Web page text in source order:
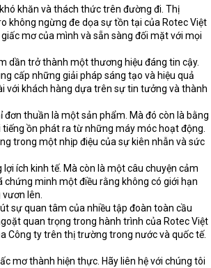
khăn và thách thức trên đường đi. Thị
không ngừng đe dọa sự tồn tại của Rotec Việt
mơ của mình và sẵn sàng đối mặt với mọi
dần trở thành một thương hiệu đáng tin cậy.
cấp những giải pháp sáng tạo và hiệu quả
với khách hàng dựa trên sự tin tưởng và thành
thuần là một sản phẩm. Mà đó còn là bằng
ồn phát ra từ những máy móc hoạt động.
trong một nhịp điệu của sự kiên nhẫn và sức
ích kinh tế. Mà còn là một câu chuyện cảm
chứng minh một điều rằng không có giới hạn
lên.
sự quan tâm của nhiều tập đoàn toàn cầu
quan trọng trong hành trình của Rotec Việt
Công ty trên thị trường trong nước và quốc tế.
mơ thành hiện thực. Hãy liên hệ với chúng tôi